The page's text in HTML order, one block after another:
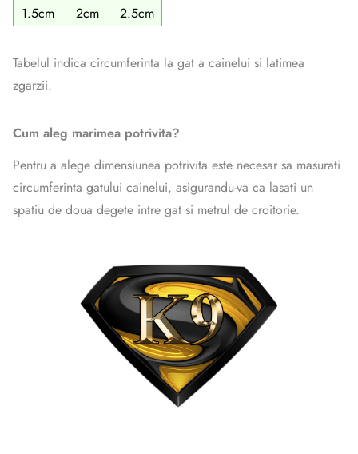
1.5cm
2cm 2.5cm
Tabelul indica circumferinta la gat a cainelui si latimea
zgarzii.
Cum aleg marimea potrivita?
Pentru a alege dimensiunea potrivita este necesar sa masurati
circumferinta gatului cainelui, asigurandu-va ca lasati un
spatiu de doua degete intre gat si metrul de croitorie.